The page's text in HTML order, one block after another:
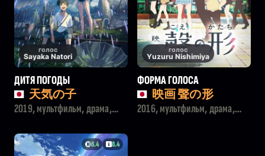
голос
Sayaka Natori
ДИТЯ ПОГОДЫ
天気の子
2019, мультфильм, драма,
голос
Yuzuru Nishimiya
ФОРМА ГОЛОСА
映画 聲の形
2016, мультфильм, драма,
8.4 8.4